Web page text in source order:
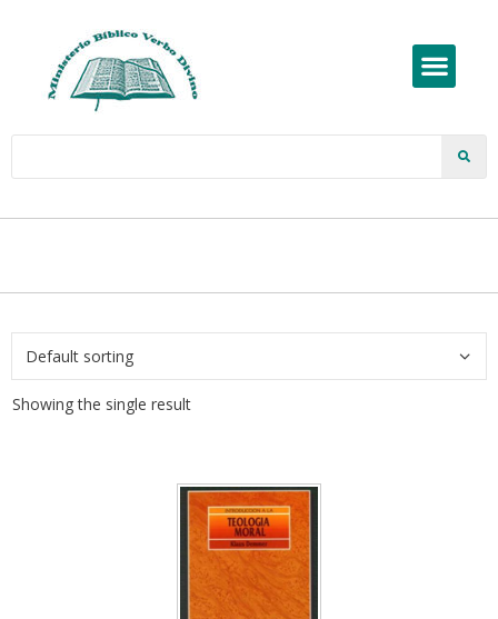
Showing the single result